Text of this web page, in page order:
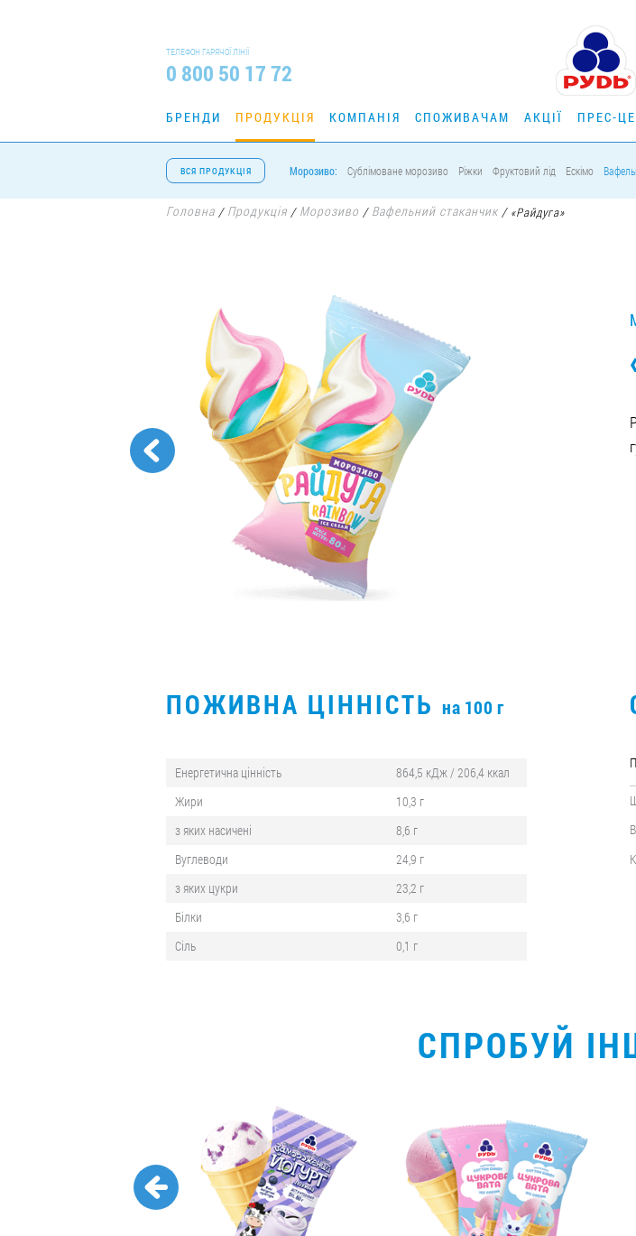
ТЕЛЕФОН ГАРЯЧОЇ ЛІНІЇ
0 800 50 17 72
БРЕНДИ ПРОДУКЦІЯ КОМПАНІЯ СПОЖИВАЧАМ АКЦІЇ ПРЕС-
ВСЯ ПРОДУКЦІЯ Морозиво: Сублімоване морозиво Ріжки Фруктовий лід Ескімо
Головна / Продукція / Морозиво / Вафельний стаканчик /«Райдуга»
ПОЖИВНА ЦІННІСТЬ на 100 г
Енергетична цінність
864,5 кДж / 206,4 ккал
Жири
10,3 г
з яких насичені
8,6 г
Вуглеводи
24,9 г
з яких цукри
23,2 г
Білки
3,6 г
Сіль
0,1 г
СПРОБУЙ